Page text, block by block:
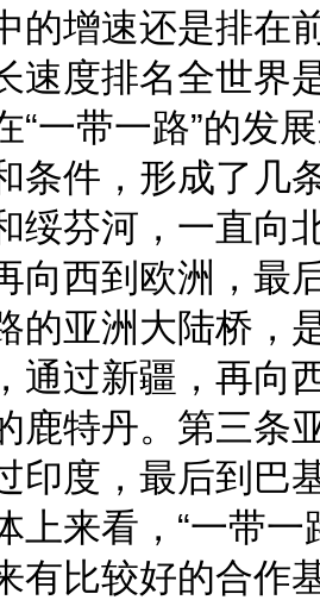
的增速还是排在
速度排名全世界
带一路”的发展
条件，形成了几
绥芬河，一直向
向西到欧洲，最
的亚洲大陆桥，
通过新疆，再向
鹿特丹。第三条
印度，最后到巴
上来看，“一带
有比较好的合作